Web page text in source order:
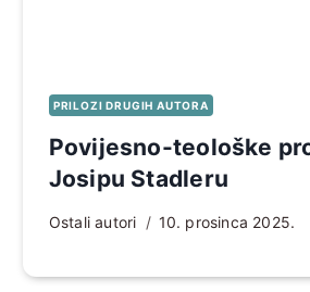
PRILOZI DRUGIH AUTORA
Povijesno-teološke
Josipu Stadleru
Ostali autori 10. prosinca 2025.